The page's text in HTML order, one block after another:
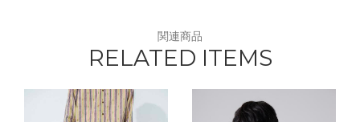
関連商品
RELATED ITEMS